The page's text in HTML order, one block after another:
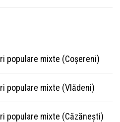
populare mixte (Coşereni)
populare mixte (Vlădeni)
populare mixte (Căzănești)